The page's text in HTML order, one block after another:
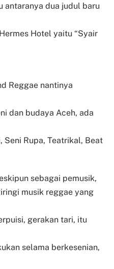
antaranya dua judul baru
Hotel yaitu “Syair
Reggae nantinya
dan budaya Aceh, ada
Seni Rupa, Teatrikal, Beat
sebagai pemusik,
musik reggae yang
gerakan tari, itu
selama berkesenian,